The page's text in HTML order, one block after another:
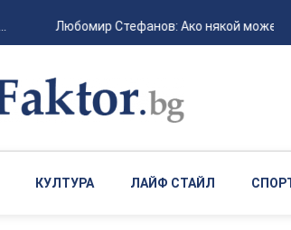
Любомир Стефанов: Ако някой може да
КУЛТУРА ЛАЙФ СТАЙЛ